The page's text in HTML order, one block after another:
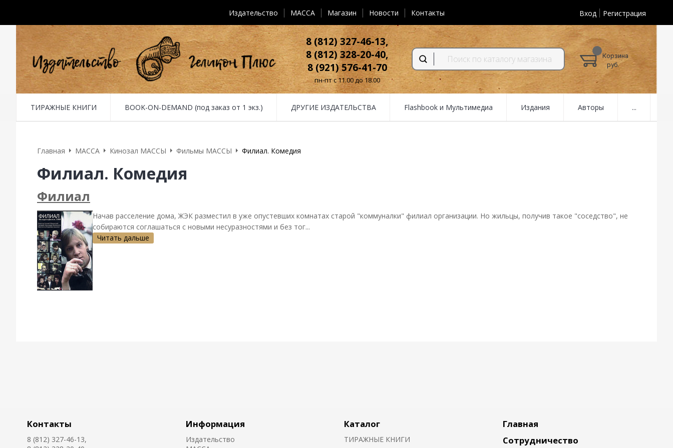
Издательство MACCA Магазин Новости Контакты Вход Регистрация
8 (812) 327-46-13,
8 (812) 328-20-40,
8 (921) 576-41-70
пн-пт с 11.00 до 18.00
Корзина
руб.
ТИРАЖНЫЕ КНИГИ BOOK-ON-DEMAND (под заказ от 1 экз.) ДРУГИЕ ИЗДАТЕЛЬСТВА Flashbook и Мультимедиа Издания Авторы ...
Главная MACCA Кинозал МАССЫ Фильмы МАССЫ Филиал. Комедия
Филиал. Комедия
Филиал
Начав расселение дома, ЖЭК разместил в уже опустевших комнатах старой "коммуналки" филиал организации. Но жильцы, получив такое "соседство", не
собираются соглашаться с новыми несуразностями и без тог...
Читать дальше
Контакты
8 (812) 327-46-13,
Информация
Издательство
Каталог
ТИРАЖНЫЕ КНИГИ
Главная
Сотрудничество